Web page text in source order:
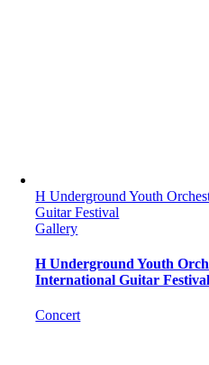
Η Underground Youth
Guitar Festival
Gallery
Η Underground Youth
International Guitar Festival
Concert